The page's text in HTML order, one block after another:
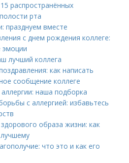
распространённых
рта
празднуем вместе
с днем рождения коллеге:
эмоции
лучший коллега
как написать
сообщение коллеге
наша подборка
с аллергией: избавьтесь
образа жизни: как
что это и как его